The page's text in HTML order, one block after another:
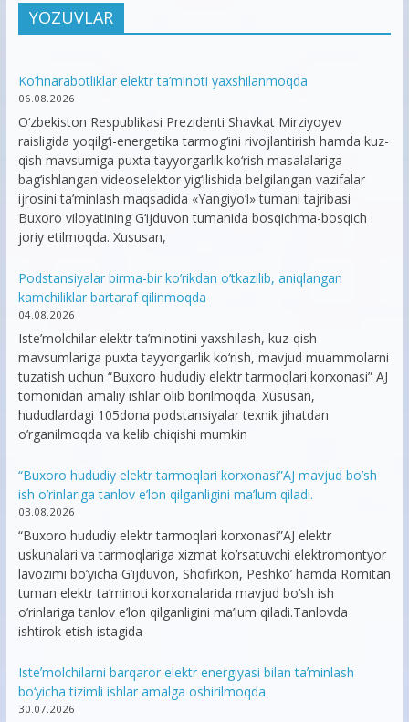
YOZUVLAR
Ko’hnarabotliklar elektr ta’minoti yaxshilanmoqda
06.08.2026
O‘zbekiston Respublikasi Prezidenti Shavkat Mirziyoyev
raisligida yoqilg‘i-energetika tarmog‘ini rivojlantirish hamda kuz-
qish mavsumiga puxta tayyorgarlik ko‘rish masalalariga
bag‘ishlangan videoselektor yig‘ilishida belgilangan vazifalar
ijrosini ta’minlash maqsadida «Yangiyo‘l» tumani tajribasi
Buxoro viloyatining G‘ijduvon tumanida bosqichma-bosqich
joriy etilmoqda. Xususan,
Podstansiyalar birma-bir ko’rikdan o’tkazilib, aniqlangan
kamchiliklar bartaraf qilinmoqda
04.08.2026
Iste’molchilar elektr ta’minotini yaxshilash, kuz-qish
mavsumlariga puxta tayyorgarlik ko‘rish, mavjud muammolarni
tuzatish uchun “Buxoro hududiy elektr tarmoqlari korxonasi” AJ
tomonidan amaliy ishlar olib borilmoqda. Xususan,
hududlardagi 105dona podstansiyalar texnik jihatdan
o’rganilmoqda va kelib chiqishi mumkin
“Buxoro hududiy elektr tarmoqlari korxonasi”AJ mavjud bo’sh
ish o’rinlariga tanlov e’lon qilganligini ma’lum qiladi.
03.08.2026
“Buxoro hududiy elektr tarmoqlari korxonasi”AJ elektr
uskunalari va tarmoqlariga xizmat ko’rsatuvchi elektromontyor
lavozimi bo’yicha G’ijduvon, Shofirkon, Peshko’ hamda Romitan
tuman elektr ta’minoti korxonalarida mavjud bo’sh ish
o’rinlariga tanlov e’lon qilganligini ma’lum qiladi.Tanlovda
ishtirok etish istagida
Isteʼmolchilarni barqaror elektr energiyasi bilan taʼminlash
bo‘yicha tizimli ishlar amalga oshirilmoqda.
30.07.2026